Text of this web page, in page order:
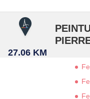
27.06 KM